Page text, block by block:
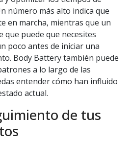
número más alto indica que
en marcha, mientras que un
puede que necesites
poco antes de iniciar una
Body Battery también puede
a lo largo de las
entender cómo han influido
actual.
de tus